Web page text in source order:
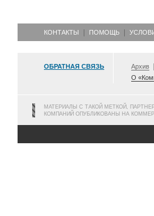
КОНТАКТЫ ПОМОЩЬ
ОБРАТНАЯ СВЯЗЬ Архив
О
МАТЕРИАЛЫ С ТАКОЙ МЕТКОЙ,
КОМПАНИЙ ОПУБЛИКОВАНЫ НА